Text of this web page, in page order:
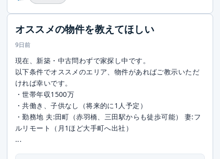
オススメの物件を教えてほしい
9日前
現在、新築・中古問わずで家探し中です。
以下条件でオススメのエリア、物件があればご教示いただ
ければ幸いです。
・世帯年収1500万
・共働き、子供なし（将来的に1人予定）
・勤務地 夫:田町（赤羽橋、三田駅からも徒歩可能） 妻:フ
ルリモート（月1ほど大手町へ出社）
...